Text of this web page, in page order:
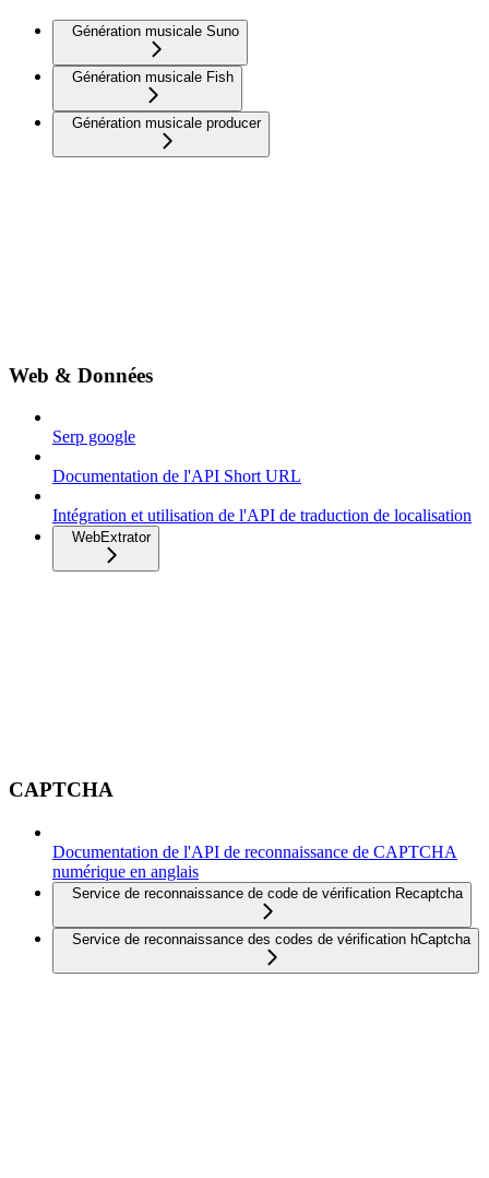
Génération musicale Suno
Génération musicale Fish
Génération musicale producer
Web & Données
Serp google
Documentation de l'API Short URL
Intégration et utilisation de l'API de traduction de localisation
WebExtrator
CAPTCHA
Documentation de l'API de reconnaissance de CAPTCHA
numérique en anglais
Service de reconnaissance de code de vérification Recaptcha
Service de reconnaissance des codes de vérification hCaptcha